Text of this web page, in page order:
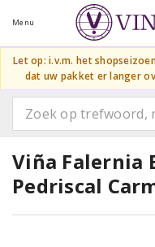
Menu
Let op: i.v.m. het
dat uw pakket er langer
Viña Falernia
Pedriscal